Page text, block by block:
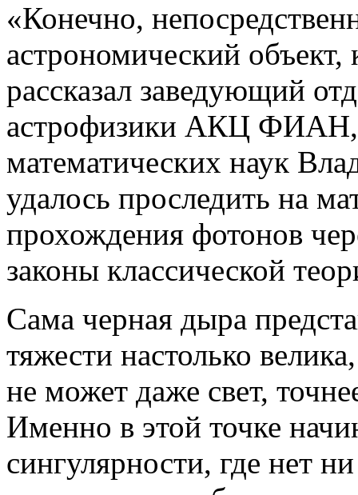
«Конечно,
астрономический
рассказал заведующий
астрофизики АКЦ ФИАН,
математических наук
удалось проследить на
прохождения фотонов
законы классической
Сама черная дыра
тяжести настолько
не может даже свет,
Именно в этой точке
сингулярности, где нет